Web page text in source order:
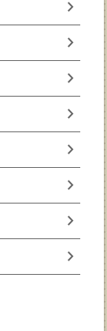
chevron_right
chevron_right
chevron_right
chevron_right
chevron_right
chevron_right
chevron_right
chevron_right